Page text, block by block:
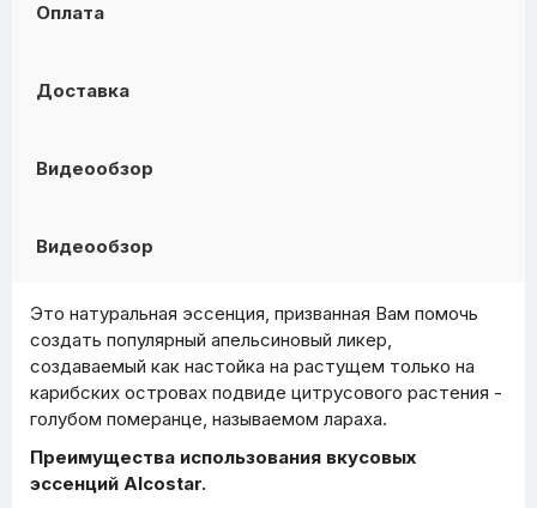
Оплата
Доставка
Видеообзор
Видеообзор
Это натуральная эссенция, призванная Вам помочь
создать популярный апельсиновый ликер,
создаваемый как настойка на растущем только на
карибских островах подвиде цитрусового растения -
голубом померанце, называемом лараха.
Преимущества использования вкусовых
эссенций Alcostar.